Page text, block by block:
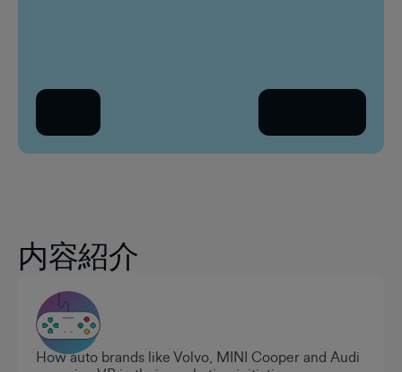
国
内容紹介
How auto brands like Volvo, MINI Cooper and Audi